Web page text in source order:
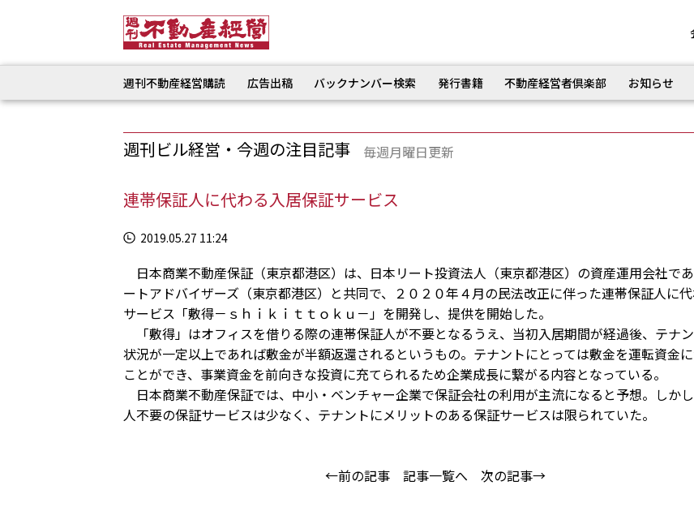
週刊不動産経営購読 広告出稿 バックナンバー検索 発行書籍 不動産経営者倶楽部 お知らせ
週刊ビル経営・今週の注目記事 毎週月曜日更新
連帯保証人に代わる入居保証サービス
2019.05.27 11:24
日本商業不動産保証（東京都港区）は、日本リート投資法人（東京都港区）の資産運用会社で
ートアドバイザーズ（東京都港区）と共同で、２０２０年４月の民法改正に伴った連帯保証人に
サービス「敷得－ｓｈｉｋｉｔｔｏｋｕ－」を開発し、提供を開始した。
「敷得」はオフィスを借りる際の連帯保証人が不要となるうえ、当初入居期間が経過後、テナ
状況が一定以上であれば敷金が半額返還されるというもの。テナントにとっては敷金を運転資金
ことができ、事業資金を前向きな投資に充てられるため企業成長に繋がる内容となっている。
日本商業不動産保証では、中小・ベンチャー企業で保証会社の利用が主流になると予想。しか
人不要の保証サービスは少なく、テナントにメリットのある保証サービスは限られていた。
←前の記事 記事一覧へ 次の記事→